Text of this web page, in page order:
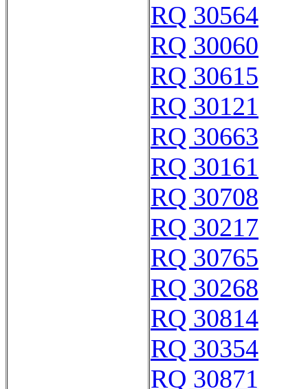
RQ 30564
RQ 30060
RQ 30615
RQ 30121
RQ 30663
RQ 30161
RQ 30708
RQ 30217
RQ 30765
RQ 30268
RQ 30814
RQ 30354
RQ 30871